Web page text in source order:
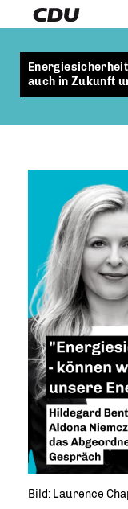
auch in Zukunft
Bild: Laurence